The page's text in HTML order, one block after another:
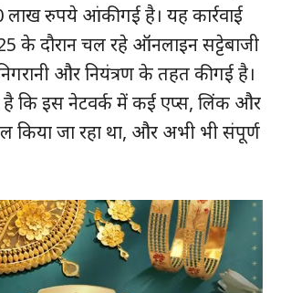
रुपये आंकी गई है। यह कार्रवाई
के दौरान चल रहे ऑनलाइन सट्टेबाजी
और नियंत्रण के तहत की गई है।
कि इस नेटवर्क में कई एप्स, लिंक और
किया जा रहा था, और अभी भी संपूर्ण